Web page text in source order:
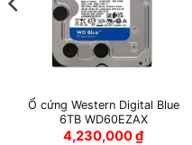
Ổ cứng Western Digital Blue
6TB WD60EZAX
4,230,000₫